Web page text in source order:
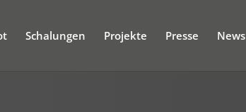
Schalungen Projekte Presse News